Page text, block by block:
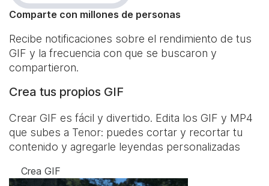
Comparte con millones de personas
Recibe notificaciones sobre el rendimiento de tus
GIF y la frecuencia con que se buscaron y
compartieron.
Crea tus propios GIF
Crear GIF es fácil y divertido. Edita los GIF y MP4
que subes a Tenor: puedes cortar y recortar tu
contenido y agregarle leyendas personalizadas
Crea GIF